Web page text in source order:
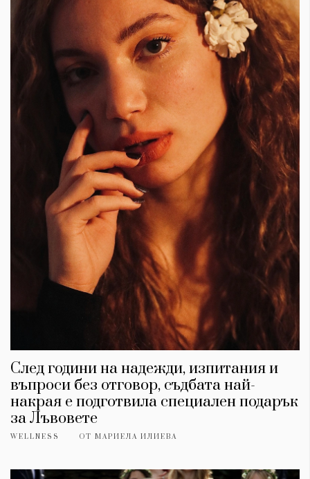
След години на надежди, изпитания и
въпроси без отговор, съдбата най-
накрая е подготвила специален подарък
за Лъвовете
WELLNESS ОТ МАРИЕЛА ИЛИЕВА